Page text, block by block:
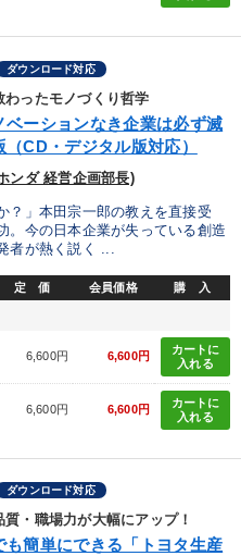
ダウンロード対応
わったモノづくり哲学
ベーションなき企業は必ず滅
CD・デジタル版対応）
ンダ 経営企画部長)
？」本田宗一郎の教えを直接受
。今の日本企業が失っている創造
者が熱く説く ...
定 価 会員価格 購 入
6,600円 6,600円
カートに
入れる
6,600円 6,600円
カートに
入れる
ダウンロード対応
・職場力が大幅にアップ！
も簡単にできる「トヨタ生産